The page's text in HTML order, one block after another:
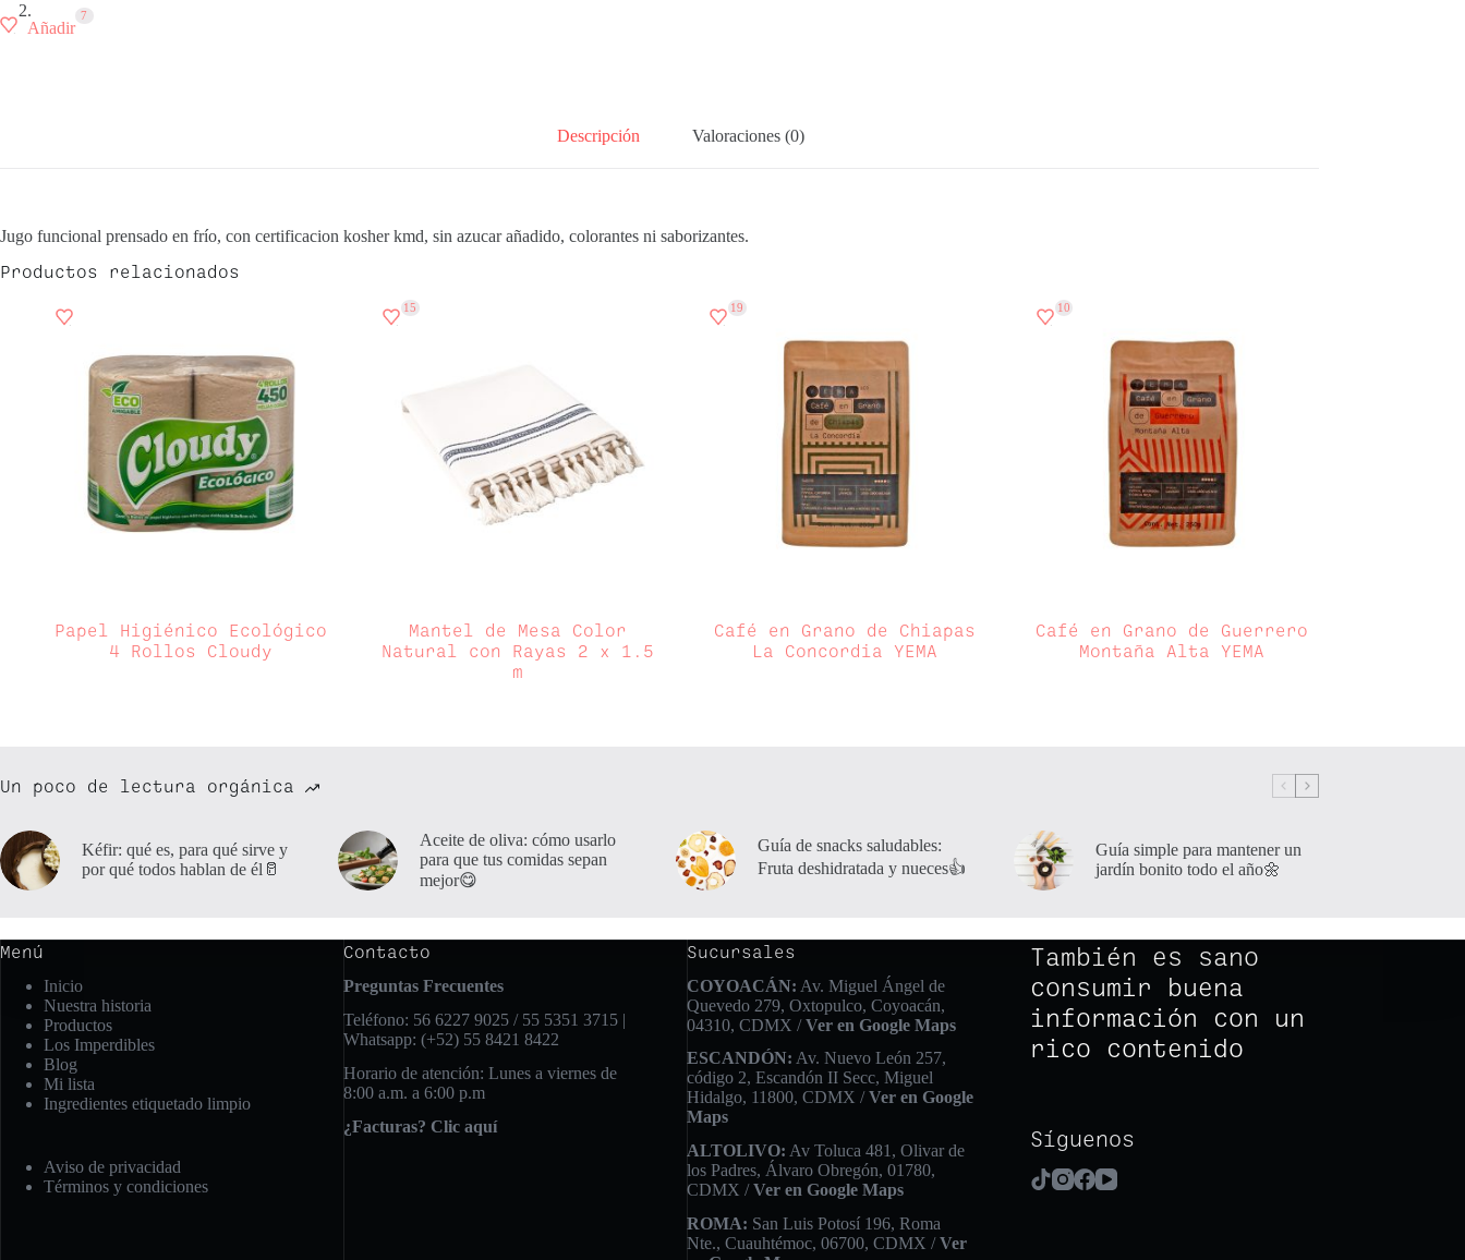
Añadir
7
Descripción Valoraciones (0)
Jugo funcional prensado en frío, con certificacion kosher kmd, sin azucar añadido, colorantes ni saborizantes.
Productos relacionados
Papel Higiénico Ecológico
4 Rollos Cloudy
15
Mantel de Mesa Color
Natural con Rayas 2 x 1.5
m
19
Café en Grano de Chiapas
La Concordia YEMA
10
Café en Grano de Guerrero
Montaña Alta YEMA
Un poco de lectura orgánica
Kéfir: qué es, para qué sirve y
por qué todos hablan de él🥛
Aceite de oliva: cómo usarlo
para que tus comidas sepan
mejor😋
Guía de snacks saludables:
Fruta deshidratada y nueces👍
Guía simple para mantener un
jardín bonito todo el año🌼
Menú
Inicio
Nuestra historia
Productos
Los Imperdibles
Blog
Mi lista
Ingredientes etiquetado limpio
Aviso de privacidad
Términos y condiciones
Contacto
Preguntas Frecuentes
Teléfono: 56 6227 9025 / 55 5351 3715 |
Whatsapp: (+52) 55 8421 8422
Horario de atención: Lunes a viernes de
8:00 a.m. a 6:00 p.m
¿Facturas? Clic aquí
Sucursales
COYOACÁN: Av. Miguel Ángel de
Quevedo 279, Oxtopulco, Coyoacán,
04310, CDMX / Ver en Google Maps
ESCANDÓN: Av. Nuevo León 257,
código 2, Escandón II Secc, Miguel
Hidalgo, 11800, CDMX /Ver en Google
Maps
ALTOLIVO: Av Toluca 481, Olivar de
los Padres, Álvaro Obregón, 01780,
CDMX /Ver en Google Maps
ROMA: San Luis Potosí 196, Roma
Nte., Cuauhtémoc, 06700, CDMX /Ver
También es sano
consumir buena
información con un
rico contenido
Síguenos